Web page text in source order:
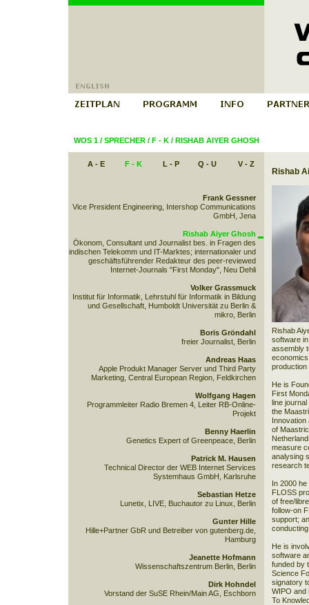
WOS 1/ SPRECHER/ F - K/ RISHAB AIYER GHOSH
A - E F - K L - P Q - U V - Z
Rishab
Rishab
software
assembly
production
He is
First
line
the
Innovation
of
measure
analysing
research
In 2000
FLOSS
of free/
follow-on
support;
He is
software
funded by
Science
signatory
WIPO and
To
Frank Gessner
Vice President Engineering, Intershop Communications
GmbH, Jena
Rishab Aiyer Ghosh
Ökonom, Consultant und Journalist bes. in Fragen des
indischen Telekomm und IT-Marktes; internationaler und
geschäftsführender Redakteur des peer-reviewed
Internet-Journals "First Monday", Neu Dehli
Volker Grassmuck
Institut für Informatik, Lehrstuhl für Informatik in Bildung
und Gesellschaft, Humboldt Universität zu Berlin &
mikro, Berlin
Boris Gröndahl
freier Journalist, Berlin
Andreas Haas
Apple Produkt Manager Server und Third Party
Marketing, Central European Region, Feldkirchen
Wolfgang Hagen
Programmleiter Radio Bremen 4, Leiter RB-Online-
Projekt
Benny Haerlin
Genetics Expert of Greenpeace, Berlin
Patrick M. Hausen
Technical Director der WEB Internet Services
Systemhaus GmbH, Karlsruhe
Sebastian Hetze
Lunetix, LIVE, Buchautor zu Linux, Berlin
Gunter Hille
Hille+Partner GbR und Betreiber von gutenberg.de,
Hamburg
Jeanette Hofmann
Wissenschaftszentrum Berlin, Berlin
Dirk Hohndel
Vorstand der SuSE Rhein/Main AG, Eschborn